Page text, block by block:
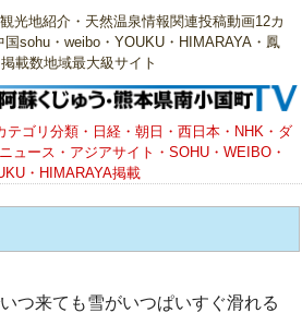
光地紹介・天然温泉情報関連投稿動画12カ
sohu・weibo・YOUKU・HIMARAYA・鳳
載数地域最大級サイト
テゴリ分類・日経・朝日・西日本・NHK・ダ
ュース・アジアサイト・SOHU・WEIBO・
・HIMARAYA掲載
つ来ても雪がいつぱいすぐ滑れる